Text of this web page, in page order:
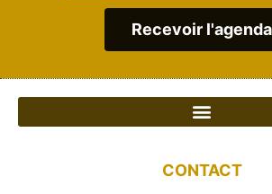
Recevoir l'agenda
CONTACT